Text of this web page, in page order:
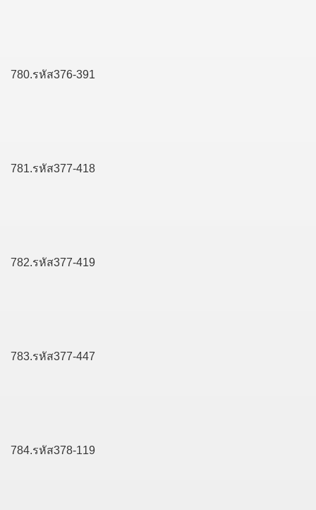
780.รหัส376-391
781.รหัส377-418
782.รหัส377-419
783.รหัส377-447
784.รหัส378-119